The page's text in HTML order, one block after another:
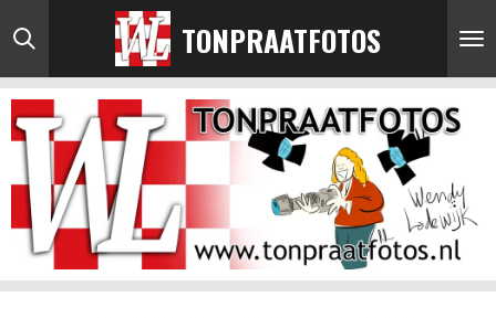
Ga
direct
naar
hoofdinhoud
TONPRAATFOTOS